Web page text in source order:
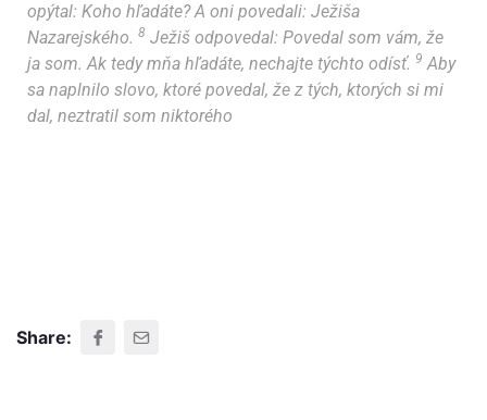
opýtal: Koho hľadáte? A oni povedali: Ježiša
Nazarejského. 8 Ježiš odpovedal: Povedal som vám, že
ja som. Ak tedy mňa hľadáte, nechajte týchto odísť. 9 Aby
sa naplnilo slovo, ktoré povedal, že z tých, ktorých si mi
dal, neztratil som niktorého
Share: